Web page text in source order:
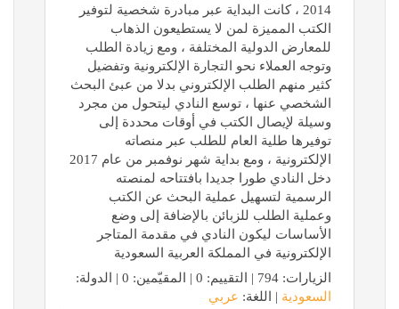
2014 ، كانت البداية عبر مبادرة شخصية لتوفير
الكتب المميزة لمن لا يستطيعون الذهاب
للمعارض الدولية المختلفة ، ومع زيادة الطلب
وتوجه العملاء نحو التجارة الإلكترونية وتفضيل
كثير منهم الطلب الإلكتروني بدلا من عبئ البحث
الشخصي عنها ، توسع النادي ليتحول من مجرد
وسيلة لإيصال الكتب في أوقات محددة إلى
توفيرها طلية العام للطلب عبر منصاته
الإلكترونية ، ومع بداية شهر نوفمبر من عام 2017
دخل النادي طورا جديدا بافتتاحه لمنصته
الرسمية لتسهيل عملية البحث عن الكتب
وعملية الطلب للزبائن بالإضافة إلى وضع
الأساسات ليكون النادي في مقدمة المتاجر
الإلكترونية في المملكة العربية السعودية
الزيارات: 794 | التقييم: 0 | المقيّمين: 0 | الدولة:
السعودية | اللغة: عربي